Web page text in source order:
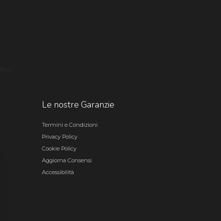
Le nostre Garanzie
Termini e Condizioni
Privacy Policy
Cookie Policy
Aggiorna Consensi
Accessibilità